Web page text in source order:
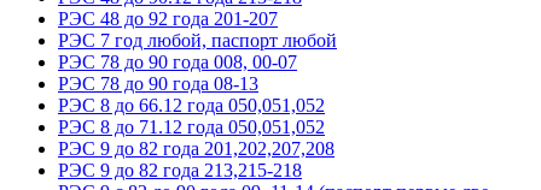
РЭС 48 до 92 года 201-207
РЭС 7 год любой, паспорт любой
РЭС 78 до 90 года 008, 00-07
РЭС 78 до 90 года 08-13
РЭС 8 до 66.12 года 050,051,052
РЭС 8 до 71.12 года 050,051,052
РЭС 9 до 82 года 201,202,207,208
РЭС 9 до 82 года 213,215-218